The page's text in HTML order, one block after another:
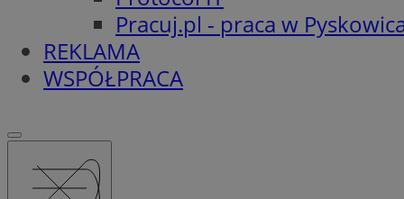
Pracuj.pl - praca w
REKLAMA
WSPÓŁPRACA